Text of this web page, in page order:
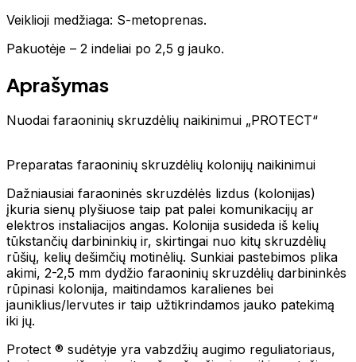
Veiklioji medžiaga: S-metoprenas.
Pakuotėje – 2 indeliai po 2,5 g jauko.
Aprašymas
Nuodai faraoninių skruzdėlių naikinimui „PROTECT“
Preparatas faraoninių skruzdėlių kolonijų naikinimui
Dažniausiai faraoninės skruzdėlės lizdus (kolonijas)
įkuria sienų plyšiuose taip pat palei komunikacijų ar
elektros instaliacijos angas. Kolonija susideda iš kelių
tūkstančių darbininkių ir, skirtingai nuo kitų skruzdėlių
rūšių, kelių dešimčių motinėlių. Sunkiai pastebimos plika
akimi, 2-2,5 mm dydžio faraoninių skruzdėlių darbininkės
rūpinasi kolonija, maitindamos karalienes bei
jauniklius/lervutes ir taip užtikrindamos jauko patekimą
iki jų.
Protect ® sudėtyje yra vabzdžių augimo reguliatoriaus,